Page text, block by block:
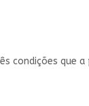
condições que